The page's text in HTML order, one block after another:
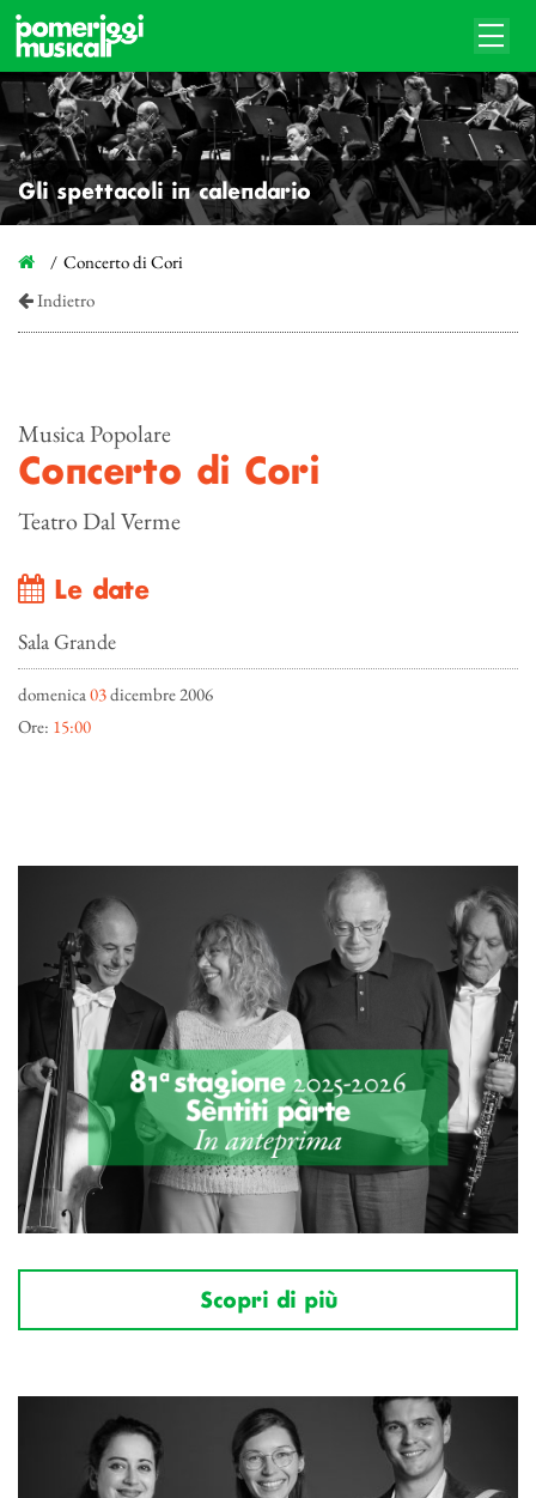
Gli spettacoli in calendario
Concerto di Cori
Indietro
Musica Popolare
Concerto di Cori
Teatro Dal Verme
Le date
Sala Grande
domenica03dicembre 2006
Ore: 15:00
Scopri di più